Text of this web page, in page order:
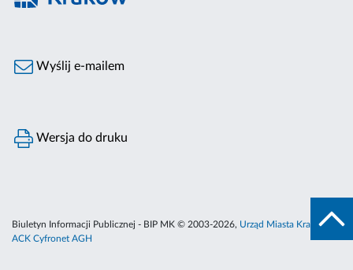
Wyślij e-mailem
Wersja do druku
Biuletyn Informacji Publicznej - BIP MK © 2003-2026, Urząd Miasta Krakowa
ACK Cyfronet AGH